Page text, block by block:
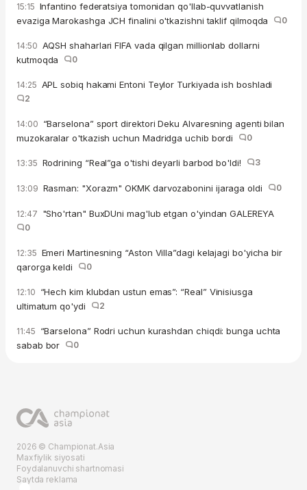
15:15 Infantino federatsiya tomonidan qo'llab-quvvatlanish
evaziga Marokashga JCH finalini o'tkazishni taklif qilmoqda
0
14:50 AQSH shaharlari FIFA vada qilgan millionlab dollarni
kutmoqda
0
14:25 APL sobiq hakami Entoni Teylor Turkiyada ish boshladi
2
14:00 “Barselona” sport direktori Deku Alvaresning agenti bilan
muzokaralar o'tkazish uchun Madridga uchib bordi
0
13:35 Rodrining “Real”ga o'tishi deyarli barbod bo'ldi! 3
13:09 Rasman: "Xorazm" OKMK darvozabonini ijaraga oldi 0
12:47 "Sho'rtan" BuxDUni mag'lub etgan o'yindan GALEREYA
0
12:35 Emeri Martinesning “Aston Villa”dagi kelajagi bo'yicha bir
qarorga keldi
0
12:10 “Hech kim klubdan ustun emas”: “Real” Vinisiusga
ultimatum qo'ydi
2
11:45 “Barselona” Rodri uchun kurashdan chiqdi: bunga uchta
sabab bor
0
2026 © Championat.Asia
Maxfiylik siyosati
Foydalanuvchi shartnomasi
Saytda reklama